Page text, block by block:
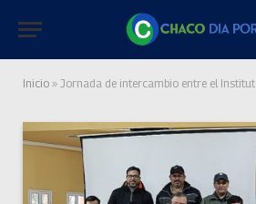
Inicio » Jornada de intercambio entre el Instituto Politécnico de